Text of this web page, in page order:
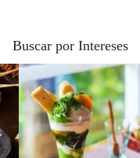
Buscar por Intereses